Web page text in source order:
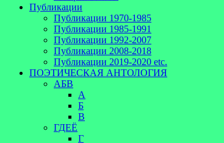
Публикации
Публикации 1970-1985
Публикации 1985-1991
Публикации 1992-2007
Публикации 2008-2018
Публикации 2019-2020 etc.
ПОЭТИЧЕСКАЯ АНТОЛОГИЯ
АБВ
А
Б
В
ГДЕЁ
Г